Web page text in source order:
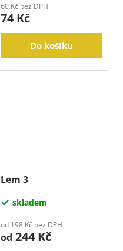
60 Kč bez DPH
74 Kč
Do košíku
Lem 3
skladem
od 198 Kč bez DPH
od 244 Kč